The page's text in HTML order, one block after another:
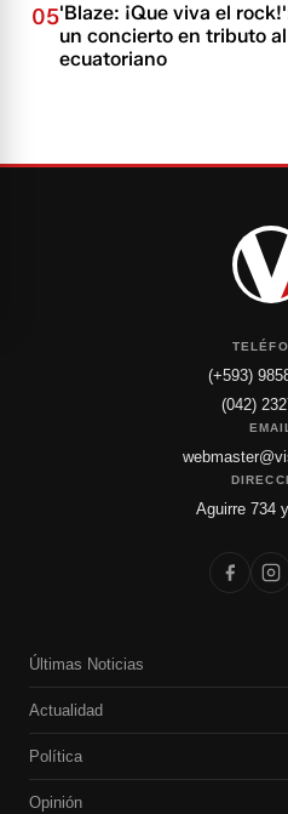
05'Blaze: ¡Que viva el
un concierto en tributo
ecuatoriano
(+593)
(042)
EMAIL
Aguirre 734
Últimas Noticias
Actualidad
Política
Opinión